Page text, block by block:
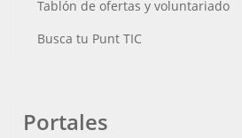
Tablón de ofertas y voluntariado
Busca tu Punt TIC
Portales